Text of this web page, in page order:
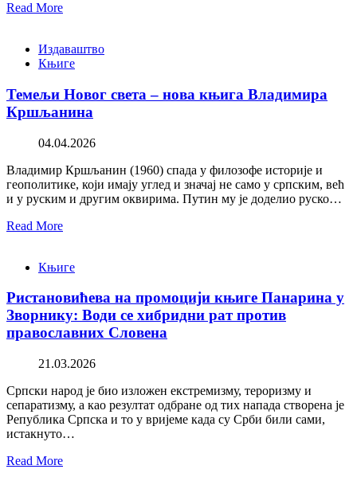
Read More
Издаваштво
Књиге
Темељи Новог света – нова књига Владимира
Кршљанина
04.04.2026
Владимир Кршљанин (1960) спада у филозофе историје и
геополитике, који имају углед и значај не само у српским, већ
и у руским и другим оквирима. Путин му је доделио руско…
Read More
Књиге
Ристановићева на промоцији књиге Панарина у
Зворнику: Води се хибридни рат против
православних Словена
21.03.2026
Српски народ је био изложен екстремизму, тероризму и
сепаратизму, а као резултат одбране од тих напада створена је
Република Српска и то у вријеме када су Срби били сами,
истакнуто…
Read More